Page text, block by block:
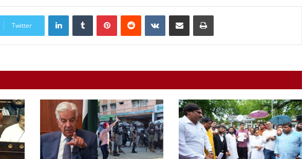
Twitter
LinkedInTumblr PinterestReddit VKontakteShare via Email Print